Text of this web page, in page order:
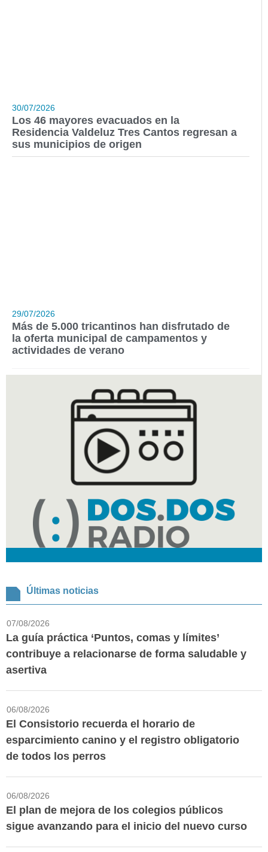
30/07/2026
Los 46 mayores evacuados en la
Residencia Valdeluz Tres Cantos regresan a
sus municipios de origen
29/07/2026
Más de 5.000 tricantinos han disfrutado de
la oferta municipal de campamentos y
actividades de verano
Últimas noticias
07/08/2026
La guía práctica ‘Puntos, comas y límites’
contribuye a relacionarse de forma saludable y
asertiva
06/08/2026
El Consistorio recuerda el horario de
esparcimiento canino y el registro obligatorio
de todos los perros
06/08/2026
El plan de mejora de los colegios públicos
sigue avanzando para el inicio del nuevo curso